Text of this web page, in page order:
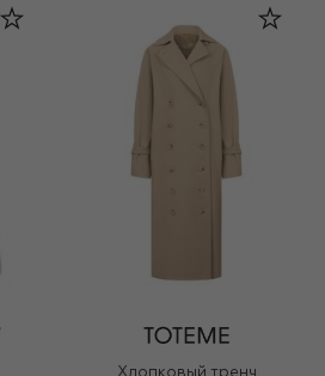
Хлопковый тренч